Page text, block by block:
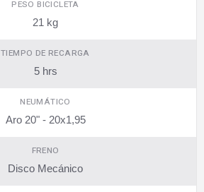
PESO BICICLETA
21 kg
TIEMPO DE RECARGA
5 hrs
NEUMÁTICO
Aro 20" - 20x1,95
FRENO
Disco Mecánico